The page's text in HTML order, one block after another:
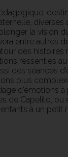
diverses
la vision
entre autres
des histoires
ressenties
des séances
plus
d’émotions à
de Capelito, ou
à un petit